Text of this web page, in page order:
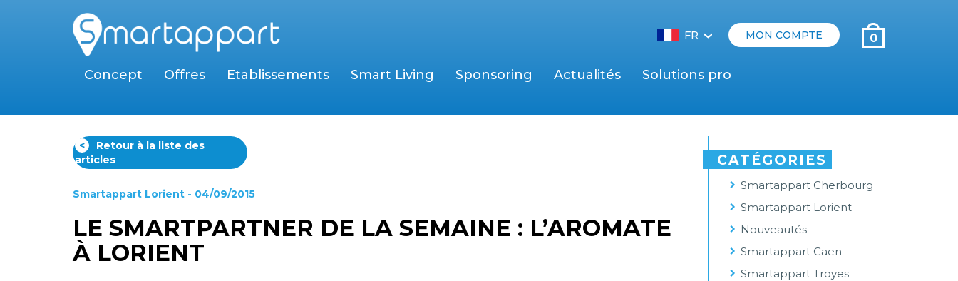
FR‹ MON COMPTE 0
Concept Offres Etablissements Smart Living Sponsoring Actualités Solutions pro
<
Retour à la liste des
articles
Smartappart Lorient - 04/09/2015
LE SMARTPARTNER DE LA SEMAINE : L’AROMATE
À LORIENT
CATÉGORIES
Smartappart Cherbourg
Smartappart Lorient
Nouveautés
Smartappart Caen
Smartappart Troyes